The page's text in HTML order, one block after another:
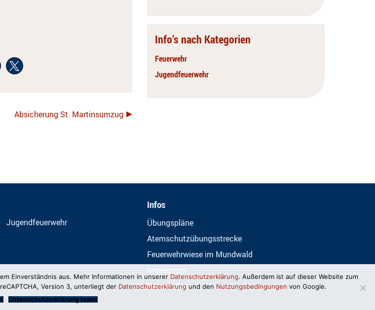
Absicherung St. Martinsumzug
Info’s nach Kategorien
Feuerwehr
Jugendfeuerwehr
Jugendfeuerwehr
Infos
Übungspläne
Atemschutzübungsstrecke
Feuerwehrwiese im Mundwald
Datenschutz
Einverständnis aus. Mehr Informationen in unserer Datenschutzerklärung. Außerdem ist auf dieser Website zum
Version 3, unterliegt der Datenschutzerklärung und den Nutzungsbedingungen von Google.
Datenschutzerklärung lesen